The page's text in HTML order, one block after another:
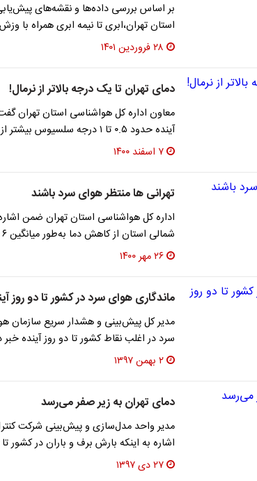
بر اساس بررسی داده‌ها و نقشه‌های
استان تهران،ابری تا نیمه ابری همراه با
۲۸ فروردین ۱۴۰۱
دمای تهران تا یک درجه بالاتر از نرمال!
معاون اداره کل هواشناسی استان تهران
آینده حدود ۰.۵ تا ۱ درجه سلسیوس بیشتر از نرمال برآورد شده …
۷ اسفند ۱۴۰۰
تهرانی ها منتظر هوای سرد باشند
اداره کل هواشناسی استان تهران ضمن
شمالی استان از کاهش دما به‌طور میانگین ۶ تا ۱۰ درجه…
۲۶ مهر ۱۴۰۰
ماندگاری هوای سرد در کشور تا دو روز
مدیر کل پیش‌بینی و هشدار سریع سازمان
سرد در اغلب نقاط کشور تا دو روز آینده خبر
۲ بهمن ۱۳۹۷
دمای تهران به زیر صفر می‌رسد
مدیر واحد مدل‌سازی و پیش‌بینی شرکت
اشاره به اینکه بارش برف و باران در کشور
۲۷ دی ۱۳۹۷